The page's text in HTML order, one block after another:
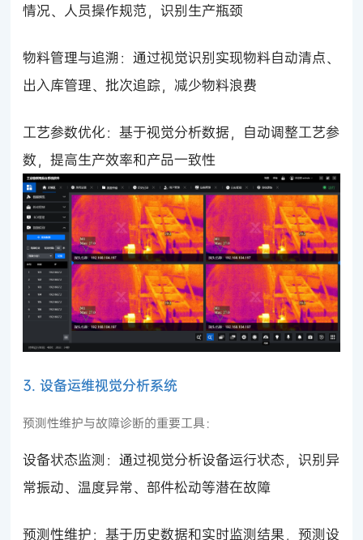
情况、人员操作规范，识别生产瓶颈
物料管理与追溯：通过视觉识别实现物料自动清点、
出入库管理、批次追踪，减少物料浪费
工艺参数优化：基于视觉分析数据，自动调整工艺参
数，提高生产效率和产品一致性
3. 设备运维视觉分析系统
预测性维护与故障诊断的重要工具：
设备状态监测：通过视觉分析设备运行状态，识别异
常振动、温度异常、部件松动等潜在故障
预测性维护：基于历史数据和实时监测结果，预测设